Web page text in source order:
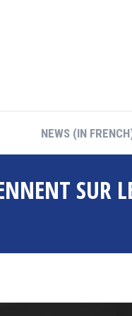
NEWS (IN
SUR